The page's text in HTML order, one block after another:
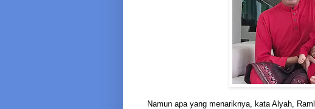
Namun apa yang menariknya, kata Alyah,